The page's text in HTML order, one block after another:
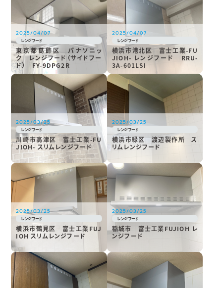
2025/04/07
レンジフード
東京都葛飾区 パナソニッ
ク レンジフード（サイドフー
ド） FY-9DPG2R
2025/04/07
レンジフード
横浜市港北区 富士工業-FU
JIOH- レンジフード RRU-
3A-601LSI
2025/03/25
レンジフード
川崎市高津区 富士工業-FU
JIOH- スリムレンジフード
2025/03/25
レンジフード
横浜市緑区 渡辺製作所 ス
リムレンジフード
2025/03/25
レンジフード
横浜市鶴見区 富士工業FUJ
IOH スリムレンジフード
2025/03/25
レンジフード
稲城市 富士工業FUJIOH レ
ンジフード